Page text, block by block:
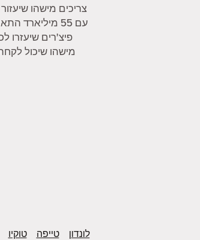
צריכים מישהו
עם 55
פיצ'רים שיעזרו
טוקיו טייפה
לונדון